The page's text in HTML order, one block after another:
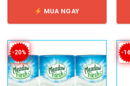
chọn
trên
phẩm
MUA NGAY
-20% -